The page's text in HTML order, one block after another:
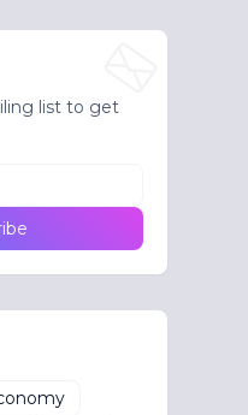
list to get